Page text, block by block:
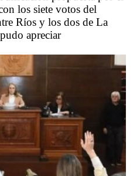
los siete votos del
Ríos y los dos de La
apreciar